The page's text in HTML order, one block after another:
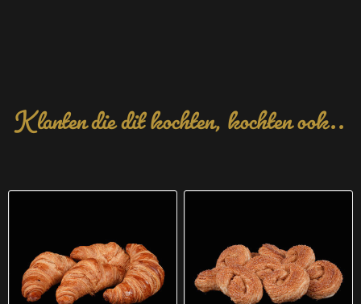
Klanten die dit kochten, kochten ook..